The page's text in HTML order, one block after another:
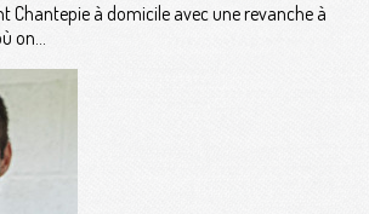
Chantepie à domicile avec une revanche à
on...